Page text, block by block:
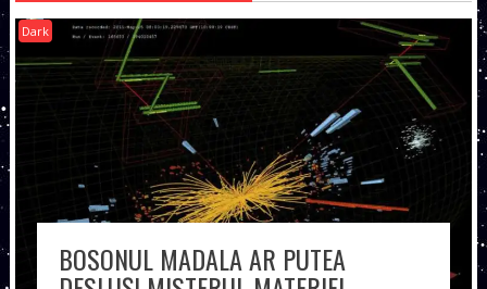
Dark
BOSONUL MADALA AR PUTEA